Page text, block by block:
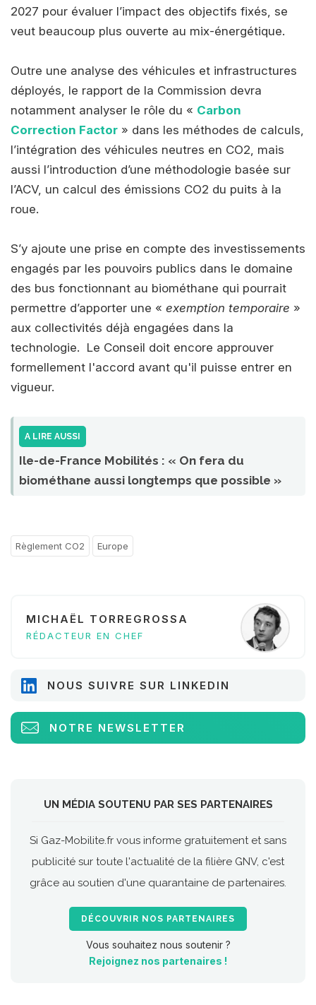
2027 pour évaluer l’impact des objectifs fixés, se
veut beaucoup plus ouverte au mix-énergétique.
Outre une analyse des véhicules et infrastructures
déployés, le rapport de la Commission devra
notamment analyser le rôle du « Carbon
Correction Factor » dans les méthodes de calculs,
l’intégration des véhicules neutres en CO2, mais
aussi l’introduction d’une méthodologie basée sur
l’ACV, un calcul des émissions CO2 du puits à la
roue.
S’y ajoute une prise en compte des investissements
engagés par les pouvoirs publics dans le domaine
des bus fonctionnant au biométhane qui pourrait
permettre d’apporter une « exemption temporaire »
aux collectivités déjà engagées dans la
technologie. Le Conseil doit encore approuver
formellement l'accord avant qu'il puisse entrer en
vigueur.
A LIRE AUSSI
Ile-de-France Mobilités : « On fera du
biométhane aussi longtemps que possible »
Règlement CO2 Europe
MICHAËL TORREGROSSA
RÉDACTEUR EN CHEF
NOUS SUIVRE SUR LINKEDIN
NOTRE NEWSLETTER
UN MÉDIA SOUTENU PAR SES PARTENAIRES
Si Gaz-Mobilite.fr vous informe gratuitement et sans
publicité sur toute l'actualité de la filière GNV, c'est
grâce au soutien d'une quarantaine de partenaires.
DÉCOUVRIR NOS PARTENAIRES
Vous souhaitez nous soutenir ?
Rejoignez nos partenaires !